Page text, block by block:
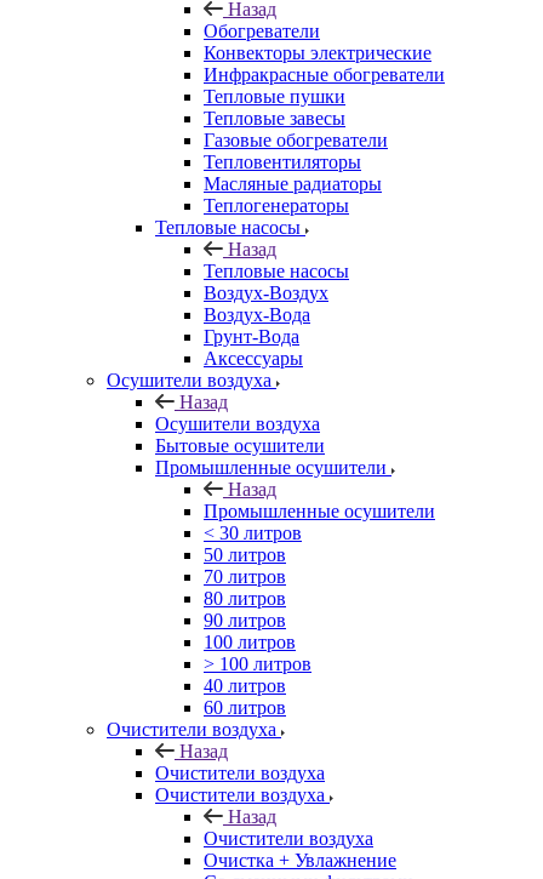
Назад
Обогреватели
Конвекторы электрические
Инфракрасные обогреватели
Тепловые пушки
Тепловые завесы
Газовые обогреватели
Тепловентиляторы
Масляные радиаторы
Теплогенераторы
Тепловые насосы
Назад
Тепловые насосы
Воздух-Воздух
Воздух-Вода
Грунт-Вода
Аксессуары
Осушители воздуха
Назад
Осушители воздуха
Бытовые осушители
Промышленные осушители
Назад
Промышленные осушители
< 30 литров
50 литров
70 литров
80 литров
90 литров
100 литров
> 100 литров
40 литров
60 литров
Очистители воздуха
Назад
Очистители воздуха
Очистители воздуха
Назад
Очистители воздуха
Очистка + Увлажнение